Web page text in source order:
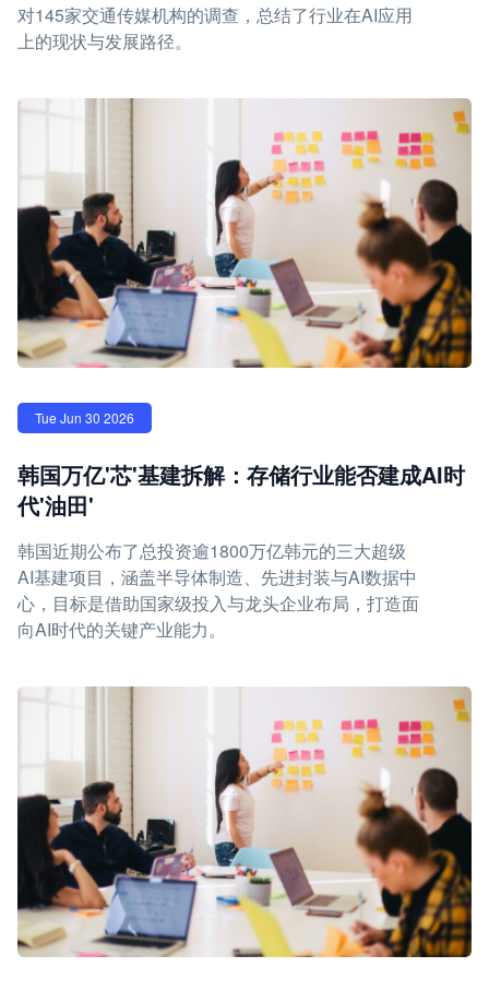
对145家交通传媒机构的调查，总结了行业在AI应用
上的现状与发展路径。
Tue Jun 30 2026
韩国万亿'芯'基建拆解：存储行业能否建成AI时
代'油田'
韩国近期公布了总投资逾1800万亿韩元的三大超级
AI基建项目，涵盖半导体制造、先进封装与AI数据中
心，目标是借助国家级投入与龙头企业布局，打造面
向AI时代的关键产业能力。